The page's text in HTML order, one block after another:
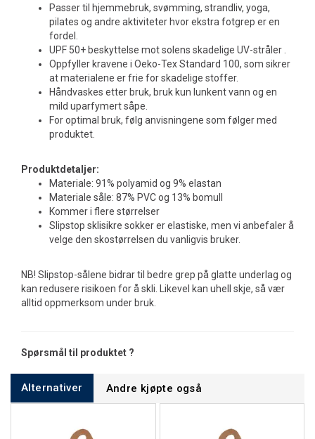
Passer til hjemmebruk, svømming, strandliv, yoga,
pilates og andre aktiviteter hvor ekstra fotgrep er en
fordel.
UPF 50+ beskyttelse mot solens skadelige UV-stråler .
Oppfyller kravene i Oeko-Tex Standard 100, som sikrer
at materialene er frie for skadelige stoffer.
Håndvaskes etter bruk, bruk kun lunkent vann og en
mild uparfymert såpe.
For optimal bruk, følg anvisningene som følger med
produktet.
Produktdetaljer:
Materiale: 91% polyamid og 9% elastan
Materiale såle: 87% PVC og 13% bomull
Kommer i flere størrelser
Slipstop sklisikre sokker er elastiske, men vi anbefaler å
velge den skostørrelsen du vanligvis bruker.
NB! Slipstop-sålene bidrar til bedre grep på glatte underlag og
kan redusere risikoen for å skli. Likevel kan uhell skje, så vær
alltid oppmerksom under bruk.
Spørsmål til produktet ?
Alternativer Andre kjøpte også